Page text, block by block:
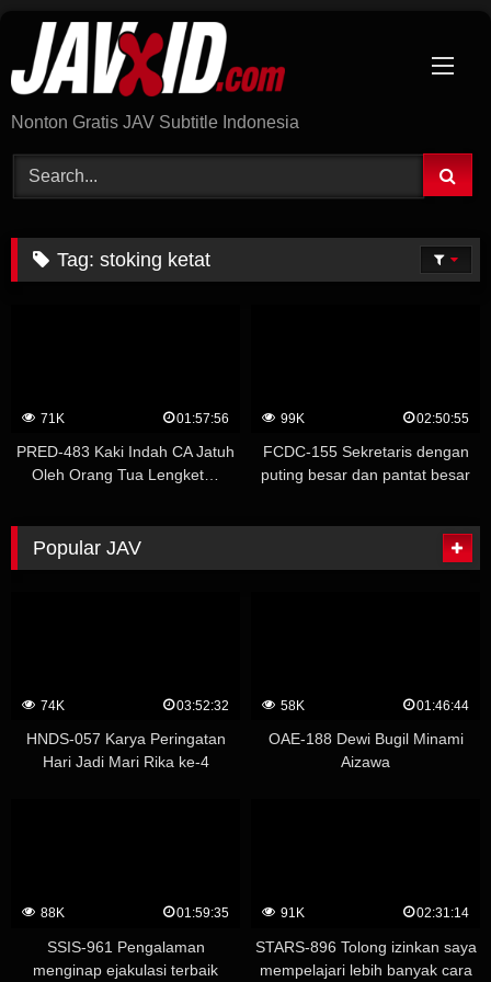
content
Nonton Gratis JAV Subtitle Indonesia
Tag:stoking ketat
71K 01:57:56
PRED-483 Kaki Indah CA Jatuh
Oleh Orang Tua Lengket…
99K 02:50:55
FCDC-155 Sekretaris dengan
puting besar dan pantat besar
Popular JAV
74K 03:52:32
HNDS-057 Karya Peringatan
Hari Jadi Mari Rika ke-4
58K 01:46:44
OAE-188 Dewi Bugil Minami
Aizawa
88K 01:59:35
SSIS-961 Pengalaman
menginap ejakulasi terbaik
91K 02:31:14
STARS-896 Tolong izinkan saya
mempelajari lebih banyak cara